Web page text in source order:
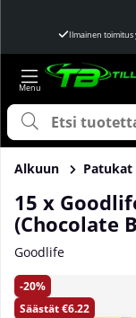
Ilmainen toimitus
Alkuun Patukat
15 x
(Chocolate
Goodlife
20
Säästät€6.22
Tuotekuvat 15 x